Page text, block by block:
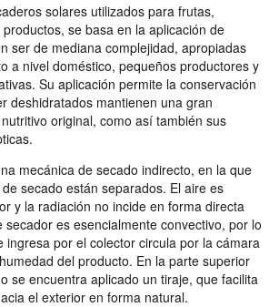
solares utilizados para frutas,
se basa en la aplicación de
ser de mediana complejidad, apropiadas
a nivel doméstico, pequeños productores y
Su aplicación permite la conservación
deshidratados mantienen una gran
original, como así también sus
mecánica de secado indirecto, en la que
secado están separados. El aire es
y la radiación no incide en forma directa
es esencialmente convectivo, por lo
ingresa por el colector circula por la cámara
del producto. En la parte superior
se encuentra aplicado un tiraje, que facilita
el exterior en forma natural.